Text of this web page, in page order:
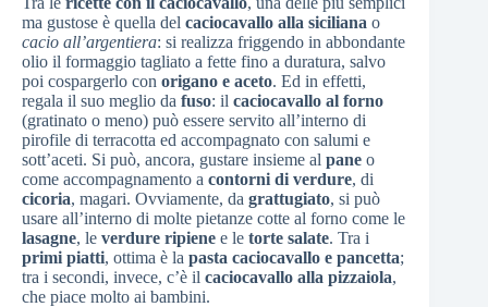
ma gustose è quella del caciocavallo alla siciliana o
cacio all’argentiera: si realizza friggendo in abbondante
olio il formaggio tagliato a fette fino a duratura, salvo
poi cospargerlo con origano e aceto. Ed in effetti,
regala il suo meglio da fuso: il caciocavallo al forno
(gratinato o meno) può essere servito all’interno di
pirofile di terracotta ed accompagnato con salumi e
sott’aceti. Si può, ancora, gustare insieme al pane o
come accompagnamento a contorni di verdure, di
cicoria, magari. Ovviamente, da grattugiato, si può
usare all’interno di molte pietanze cotte al forno come le
lasagne, le verdure ripiene e le torte salate. Tra i
primi piatti, ottima è la pasta caciocavallo e pancetta;
tra i secondi, invece, c’è il caciocavallo alla pizzaiola,
che piace molto ai bambini.